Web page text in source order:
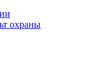
охраны